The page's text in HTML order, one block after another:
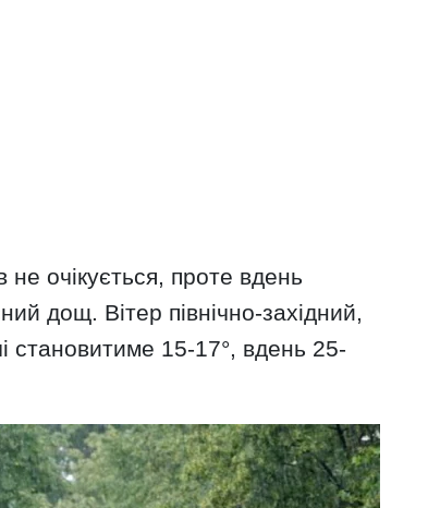
не очікується, проте вдень
дощ. Вітер північно-західний,
становитиме 15-17°, вдень 25-